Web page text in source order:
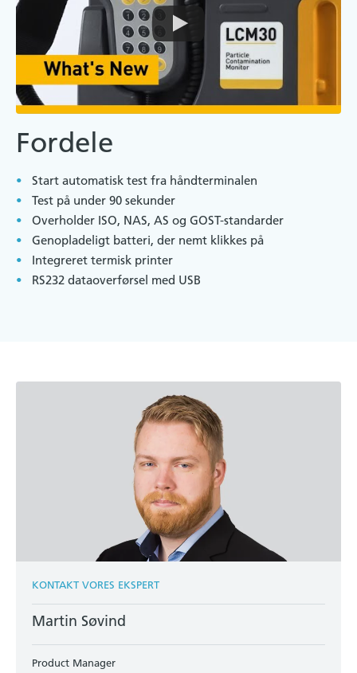
Fordele
Start automatisk test fra håndterminalen
Test på under 90 sekunder
Overholder ISO, NAS, AS og GOST-standarder
Genopladeligt batteri, der nemt klikkes på
Integreret termisk printer
RS232 dataoverførsel med USB
KONTAKT VORES EKSPERT
Martin Søvind
Product Manager